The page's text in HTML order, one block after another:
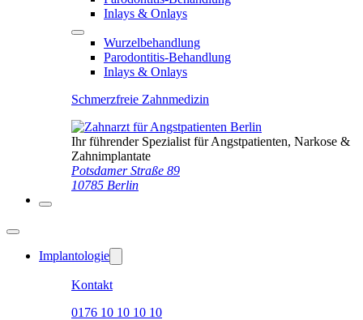
Inlays & Onlays
Wurzelbehandlung
Parodontitis-Behandlung
Inlays & Onlays
Schmerzfreie Zahnmedizin
Ihr führender Spezialist für Angstpatienten, Narkose &
Zahnimplantate
Potsdamer Straße 89
10785 Berlin
Implantologie
Kontakt
0176 10 10 10 10